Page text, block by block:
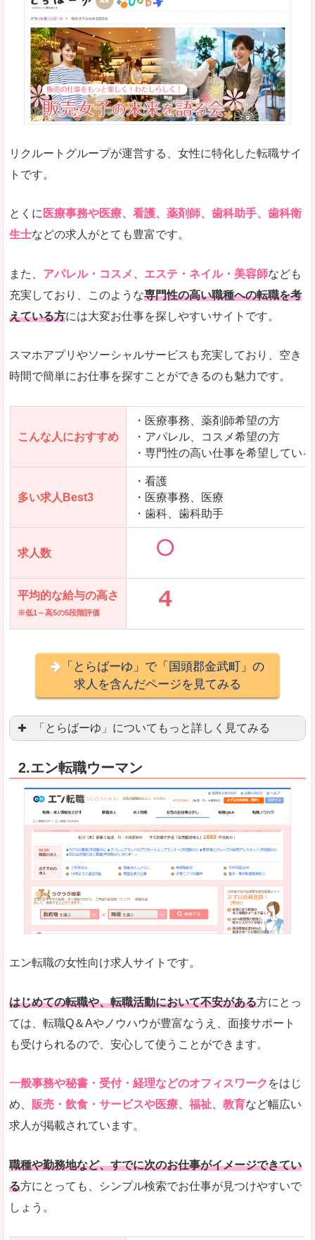
リクルートグループが運営する、女性に特化した転職サイ
トです。
とくに 医療事務や医療、看護、薬剤師、歯科助手、歯科衛
生士などの求人がとても豊富です。
また、 アパレル・コスメ、エステ・ネイル・美容師なども
充実しており、このような専門性の高い職種への転職を考
えている方には大変お仕事を探しやすいサイトです。
スマホアプリやソーシャルサービスも充実しており、空き
時間で簡単にお仕事を探すことができるのも魅力です。
こんな人におすすめ
・医療事務、薬剤師希望の方
・アパレル、コスメ希望の方
・専門性の高い仕事を希望してい
多い求人Best3
・看護
・医療事務、医療
・歯科、歯科助手
求人数
平均的な給与の高さ
※低1～高5の5段階評価
「とらばーゆ」で「国頭郡金武町」の
求人を含んだページを見てみる
「とらばーゆ」についてもっと詳しく見てみる
良いところ
スマホアプリやソーシャルアカウントが充実して
「ファッション・ブランドページ」という検索
悪いところ
事務などのオフィスワークを探している方にとっ
専門性が強い部分があるので、逆に一般的なお仕
詳しい説明
とにかく、女性ならではの職種の専門性が高いの
また、アパレル・コスメ、エステ・ネイル・美容
人気度
専門性が高いので、これらのお仕事に転職を考
リクルートグループなので、大手という安心感も
使いやすさ
検索がしやすく、求人詳細にも画像やイラストな
2.エン転職ウーマン
エン転職の女性向け求人サイトです。
はじめての転職や、転職活動において不安がある方にとっ
ては、転職Q＆Aやノウハウが豊富なうえ、面接サポート
も受けられるので、安心して使うことができます。
一般事務や秘書・受付・経理などのオフィスワーク をはじ
め、 販売・飲食・サービスや医療、福祉、教育など幅広い
求人が掲載されています。
職種や勤務地など、すでに次のお仕事がイメージできてい
る方にとっても、シンプル検索でお仕事が見つけやすいで
しょう。